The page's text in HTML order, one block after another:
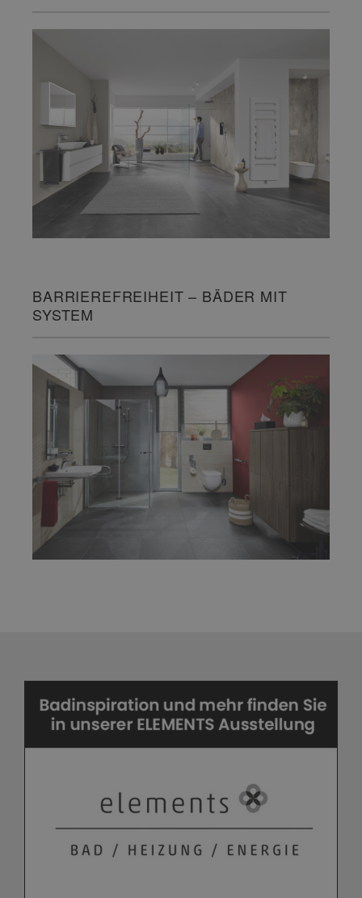
BARRIEREFREIHEIT – BÄDER MIT
SYSTEM